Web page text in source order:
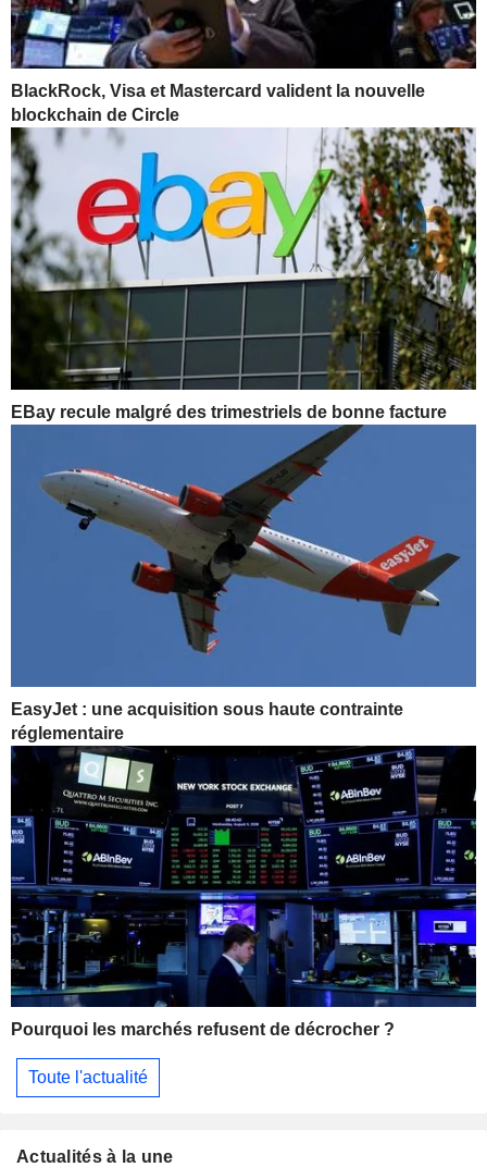
BlackRock, Visa et Mastercard valident la nouvelle
blockchain de Circle
EBay recule malgré des trimestriels de bonne facture
EasyJet : une acquisition sous haute contrainte
réglementaire
Pourquoi les marchés refusent de décrocher ?
Toute l'actualité
Actualités à la une